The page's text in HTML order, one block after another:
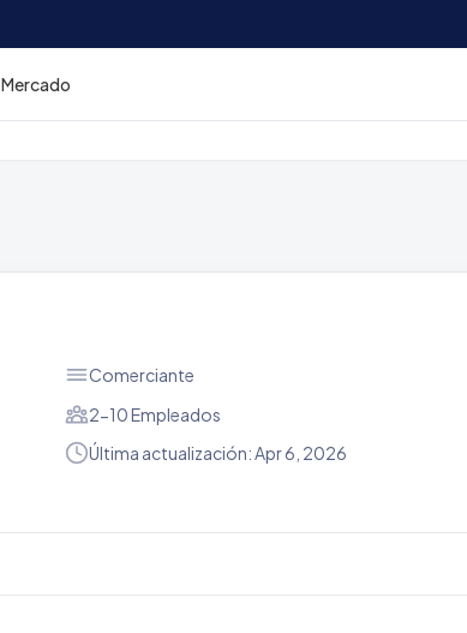
Mercado
Comerciante
2-10 Empleados
Última actualización: Apr 6, 2026